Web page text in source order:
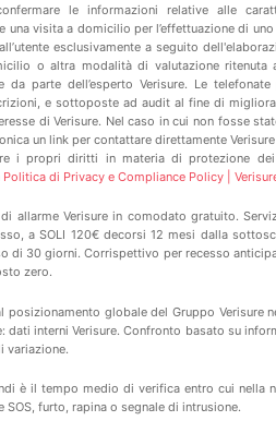
le informazioni relative alle
una visita a domicilio per l’effettuazione di
esclusivamente a seguito
o altra modalità di valutazione ritenuta
da parte dell’esperto Verisure. Le
e sottoposte ad audit al fine di
di Verisure. Nel caso in cui non fosse
un link per contattare direttamente
i propri diritti in materia di protezione
Politica di Privacy e Compliance Policy |
allarme Verisure in comodato gratuito.
a SOLI 120€ decorsi 12 mesi dalla
di 30 giorni. Corrispettivo per recesso
zero.
posizionamento globale del Gruppo Verisure
dati interni Verisure. Confronto basato su
variazione.
è il tempo medio di verifica entro cui nella
SOS, furto, rapina o segnale di intrusione.